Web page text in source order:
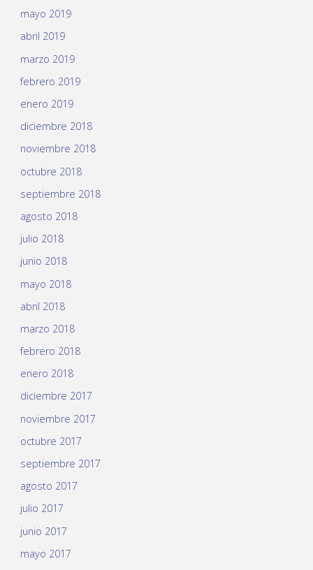
mayo 2019
abril 2019
marzo 2019
febrero 2019
enero 2019
diciembre 2018
noviembre 2018
octubre 2018
septiembre 2018
agosto 2018
julio 2018
junio 2018
mayo 2018
abril 2018
marzo 2018
febrero 2018
enero 2018
diciembre 2017
noviembre 2017
octubre 2017
septiembre 2017
agosto 2017
julio 2017
junio 2017
mayo 2017